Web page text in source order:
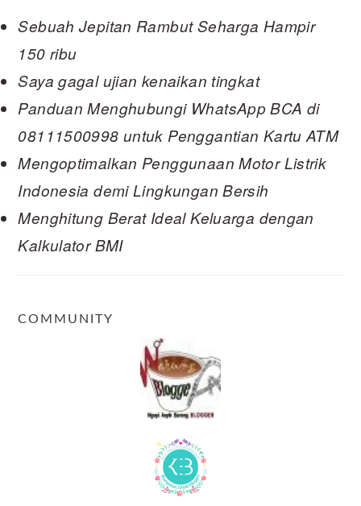
Sebuah Jepitan Rambut Seharga Hampir
150 ribu
Saya gagal ujian kenaikan tingkat
Panduan Menghubungi WhatsApp BCA di
08111500998 untuk Penggantian Kartu ATM
Mengoptimalkan Penggunaan Motor Listrik
Indonesia demi Lingkungan Bersih
Menghitung Berat Ideal Keluarga dengan
Kalkulator BMI
COMMUNITY